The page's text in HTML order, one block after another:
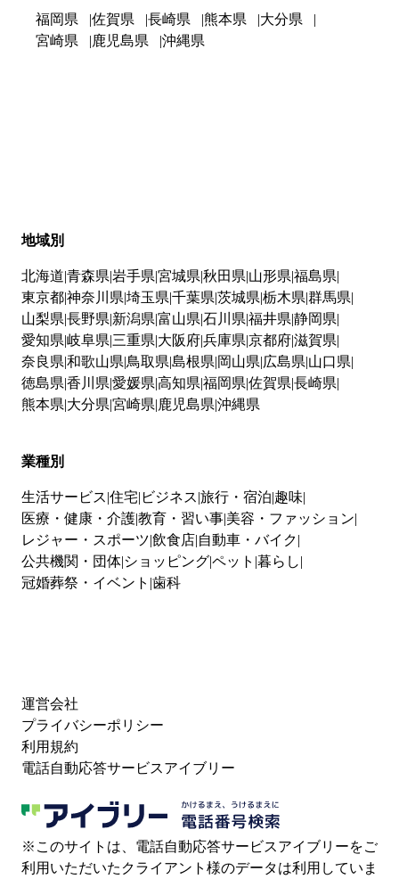
福岡県 佐賀県 長崎県 熊本県
大分県
宮崎県
鹿児島県 沖縄県
地域別
北海道 青森県 岩手県 宮城県 秋田県 山形県 福島県
東京都神奈川県 埼玉県 千葉県 茨城県 栃木県 群馬県
山梨県 長野県 新潟県 富山県 石川県 福井県 静岡県
愛知県 岐阜県 三重県 大阪府兵庫県 京都府滋賀県
奈良県 和歌山県 鳥取県 島根県 岡山県 広島県 山口県
徳島県 香川県 愛媛県 高知県 福岡県 佐賀県 長崎県
熊本県 大分県 宮崎県 鹿児島県 沖縄県
業種別
生活サービス 住宅 ビジネス 旅行・宿泊 趣味
医療・健康・介護教育・習い事 美容・ファッション
レジャー・スポーツ 飲食店 自動車・バイク
公共機関・団体 ショッピングペット 暮らし
冠婚葬祭・イベント 歯科
運営会社
プライバシーポリシー
利用規約
電話自動応答サービスアイブリー
※このサイトは、電話自動応答サービスアイブリーをご
利用いただいたクライアント様のデータは利用していま